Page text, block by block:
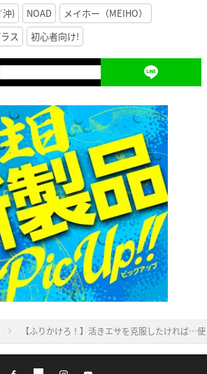
沖) NOAD
メイホー（MEIHO）
ス 初心者向け!
【ふりかけろ！】活きエサを克服したければ…